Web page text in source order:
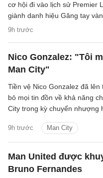
9h trước
cơ hội đi vào lịch sử Premier
giành danh hiệu Găng tay
2026/27.
Nico Gonzalez: "Tôi
Man City"
9h trước Man City
Tiền vệ Nico Gonzalez đã lên
bỏ mọi tin đồn về khả năng
City trong kỳ chuyển nhượng
Man United được
Bruno Fernandes